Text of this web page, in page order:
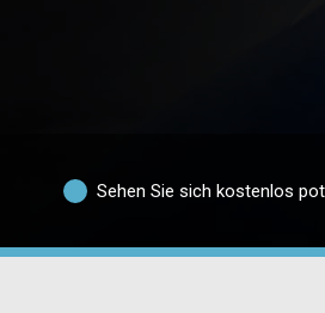
Sehen Sie sich kostenlos